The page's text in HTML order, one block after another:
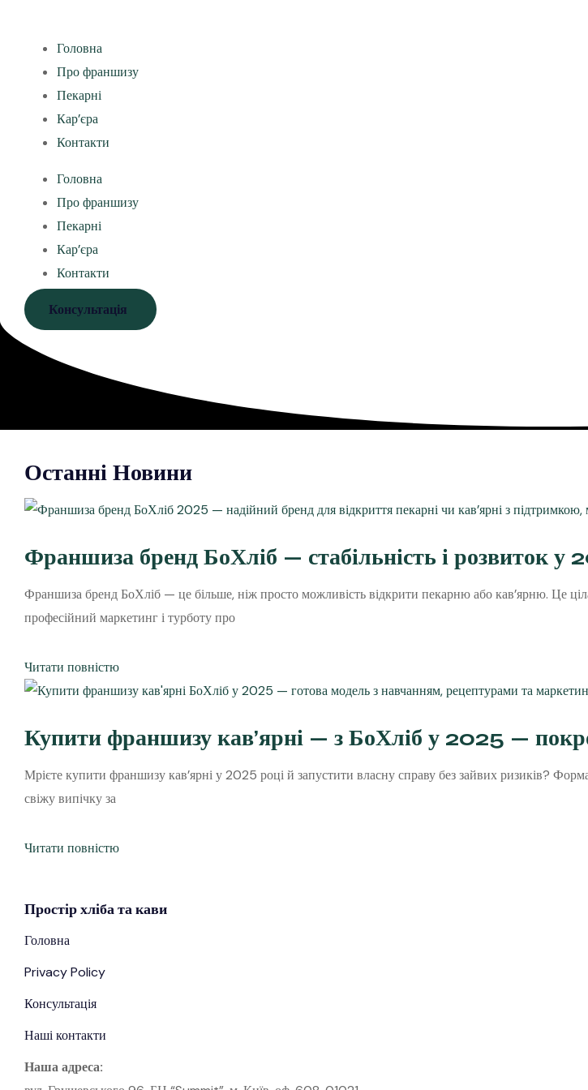
Головна
Про франшизу
Пекарні
Кар’єра
Контакти
Головна
Про франшизу
Пекарні
Кар’єра
Контакти
Консультація
Останні Новини
Франшиза бренд БоХліб — стабільність і розвиток у
Франшиза бренд БоХліб — це більше, ніж просто можливість відкрити пекарню або кав’ярню. Це ціла
професійний маркетинг і турботу про
Читати повністю
Купити франшизу кав’ярні — з БоХліб у 2025 —
Мрієте купити франшизу кав’ярні у 2025 році й запустити власну справу без зайвих ризиків?
свіжу випічку за
Читати повністю
Простірхлібата кави
Головна
Privacy Policy
Консультація
Наші контакти
Наша адреса: